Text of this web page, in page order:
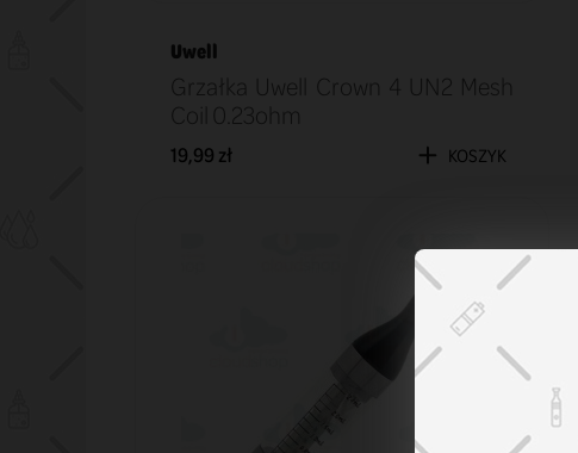
Uwell
Grzałka Uwell Crown 4 UN2 Mesh
Coil 0.23ohm
19,99 zł KOSZYK